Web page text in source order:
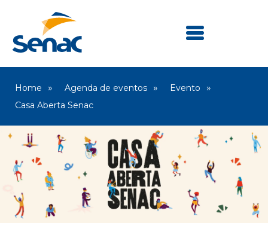
Home Agenda de eventos
Evento
Casa Aberta Senac